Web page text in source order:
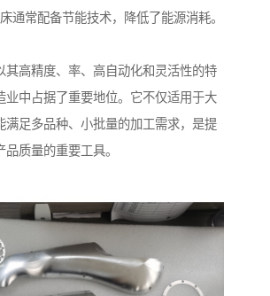
通常配备节能技术，降低了能源消耗。
其高精度、率、高自动化和灵活性的特
业中占据了重要地位。它不仅适用于大
满足多品种、小批量的加工需求，是提
质量的重要工具。